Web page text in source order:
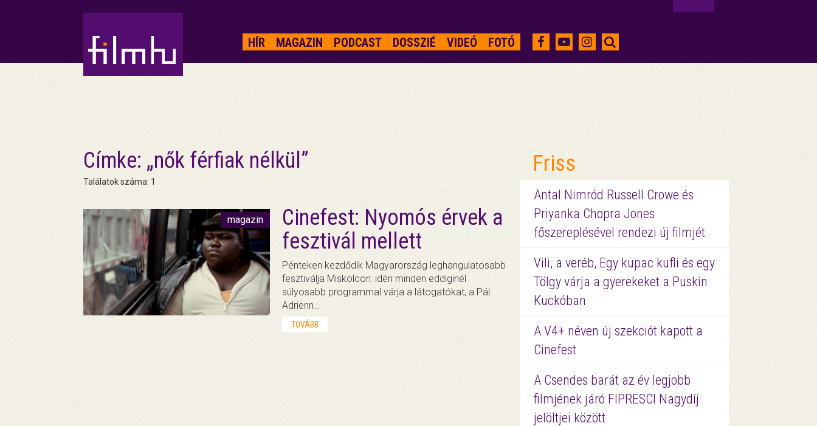
HÍR MAGAZIN PODCAST DOSSZIÉ VIDEÓ FOTÓ
Címke: „nők férfiak nélkül”
Találatok száma: 1
magazin
Cinefest: Nyomós érvek a
fesztivál mellett
Pénteken kezdődik Magyarország leghangulatosabb
fesztiválja Miskolcon: idén minden eddiginél
súlyosabb programmal várja a látogatókat, a Pál
Adrienn…
TOVÁBB
Friss
Antal Nimród Russell Crowe és
Priyanka Chopra Jones
főszereplésével rendezi új filmjét
Vili, a veréb, Egy kupac kufli és egy
Tölgy várja a gyerekeket a Puskin
Kuckóban
A V4+ néven új szekciót kapott a
Cinefest
A Csendes barát az év legjobb
filmjének járó FIPRESCI Nagydíj
jelöltjei között